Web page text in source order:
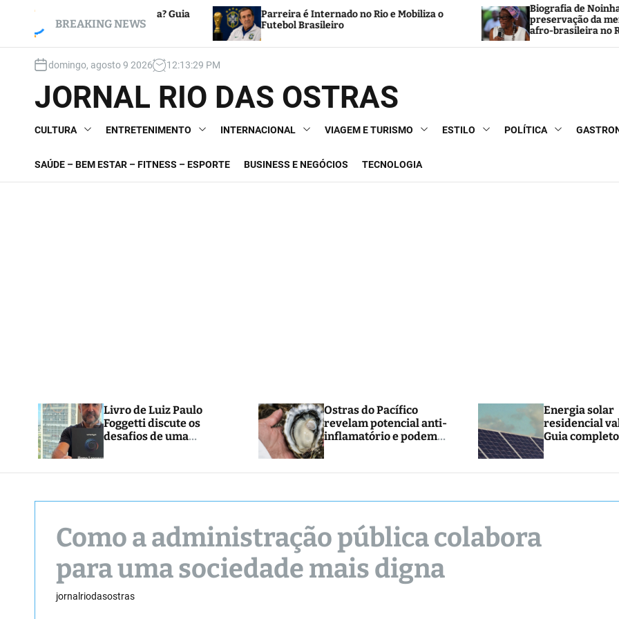
BREAKING NEWS
a pena? Guia
Parreira é Internado no Rio e Mobiliza o
Futebol Brasileiro
Biografia de Noinha do Jongo reforça a
preservação da memória negra e da cultura
afro-brasileira no Rio de Janeiro
domingo, agosto 9 2026 12:13:30 PM
JORNAL RIO DAS OSTRAS
CULTURA ENTRETENIMENTO INTERNACIONAL VIAGEM E TURISMO ESTILO POLÍTICA
SAÚDE – BEM ESTAR – FITNESS – ESPORTE BUSINESS E NEGÓCIOS TECNOLOGIA
Livro de Luiz Paulo
Foggetti discute os
desafios de uma
realidade
Ostras do Pacífico
revelam potencial anti-
inflamatório e podem
abrir caminho para
novos tratamentos
Energia solar
residencial
Guia
Como a administração pública colabora
para uma sociedade mais digna
jornalriodasostras